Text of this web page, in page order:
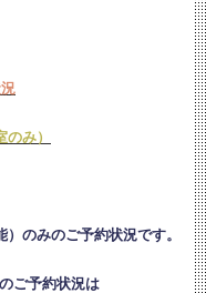
み）
のみのご予約状況です。
ご予約状況は